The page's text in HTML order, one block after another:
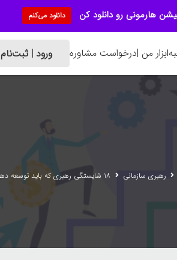
من |درخواست مشاوره ورود | ثبت‌نام
رهبری سازمانی ۱۸ شایستگی رهبری که باید توسعه دهید
هارمونی رو دانلود کن دانلود می‌کنم